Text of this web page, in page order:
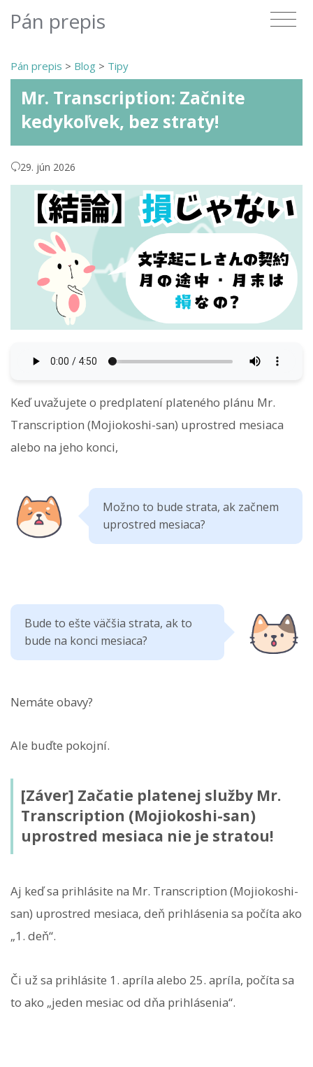
Pán prepis
Pán prepis > Blog > Tipy
Mr. Transcription: Začnite
kedykoľvek, bez straty!
29. jún 2026
Keď uvažujete o predplatení plateného plánu Mr.
Transcription (Mojiokoshi-san) uprostred mesiaca
alebo na jeho konci,
Možno to bude strata, ak začnem
uprostred mesiaca?
Bude to ešte väčšia strata, ak to
bude na konci mesiaca?
Nemáte obavy?
Ale buďte pokojní.
[Záver] Začatie platenej služby Mr.
Transcription (Mojiokoshi-san)
uprostred mesiaca nie je stratou!
Aj keď sa prihlásite na Mr. Transcription (Mojiokoshi-
san) uprostred mesiaca, deň prihlásenia sa počíta ako
„1. deň“.
Či už sa prihlásite 1. apríla alebo 25. apríla, počíta sa
to ako „jeden mesiac od dňa prihlásenia“.